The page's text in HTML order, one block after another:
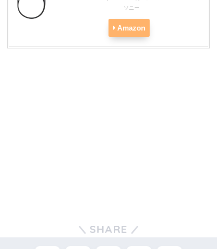
ソニー
Amazon
SHARE